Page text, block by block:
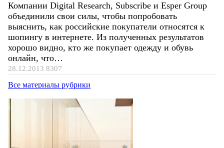
Компании Digital Research, Subscribe и Esper Group
объединили свои силы, чтобы попробовать
выяснить, как российские покупатели относятся к
шопингу в интернете. Из полученных результатов
хорошо видно, кто же покупает одежду и обувь
онлайн, что…
28.12.2013 8307
Все материалы рубрики